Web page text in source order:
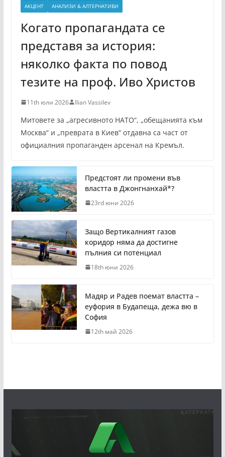
АКЦЕНТ АНАЛИЗИ & АЛТЕРНАТИВИ
Когато пропагандата се
представя за история:
няколко факта по повод
тезите на проф. Иво Христов
11th юли 2026 Ilian Vassilev
Митовете за „агресивното НАТО“, „обещанията към
Москва“ и „преврата в Киев“ отдавна са част от
официалния пропаганден арсенал на Кремъл.
Предстоят ли промени във
властта в Джонгнанхай*?
23rd юни 2026
Защо Вертикалният газов
коридор няма да достигне
пълния си потенциал
18th юни 2026
Мадяр и Радев поемат властта –
еуфория в Будапеща, дежа вю в
София
12th май 2026